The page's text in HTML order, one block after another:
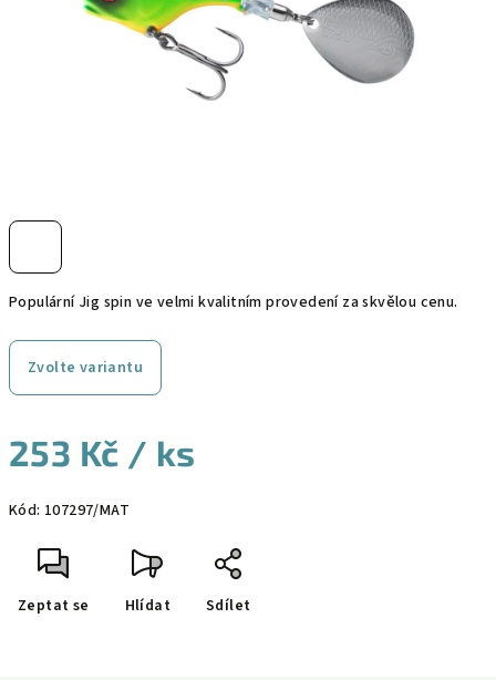
Populární Jig spin ve velmi kvalitním provedení za skvělou cenu.
Zvolte variantu
253 Kč / ks
cena:
Kód: 107297/MAT
Zeptat se Hlídat Sdílet